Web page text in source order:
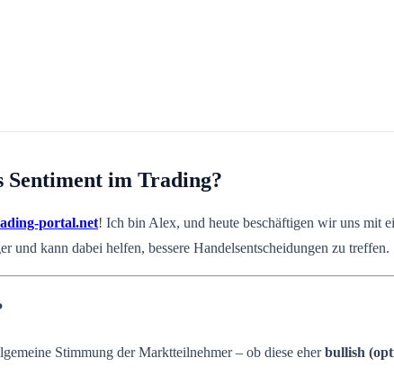
Sentiment im Trading?
portal.net! Ich bin Alex, und heute beschäftigen wir uns mit
und kann dabei helfen, bessere Handelsentscheidungen zu treffen.
Stimmung der Marktteilnehmer – ob diese eherbullish